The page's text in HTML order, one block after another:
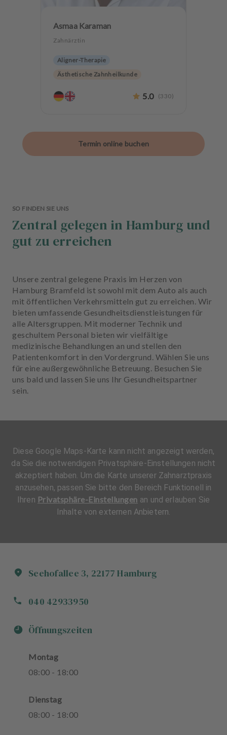
Asmaa Karaman
Zahnärztin
Aligner-Therapie
Ästhetische Zahnheilkunde
5.0 (330)
Termin online buchen
SO FINDEN SIE UNS
Zentral gelegen in Hamburg und
gut zu erreichen
Unsere zentral gelegene Praxis im Herzen von
Hamburg Bramfeld ist sowohl mit dem Auto als auch
mit öffentlichen Verkehrsmitteln gut zu erreichen. Wir
bieten umfassende Gesundheitsdienstleistungen für
alle Altersgruppen. Mit moderner Technik und
geschultem Personal bieten wir vielfältige
medizinische Behandlungen an und stellen den
Patientenkomfort in den Vordergrund. Wählen Sie uns
für eine außergewöhnliche Betreuung. Besuchen Sie
uns bald und lassen Sie uns Ihr Gesundheitspartner
sein.
Seehofallee 3, 22177 Hamburg
040 42933950
Öffnungszeiten
Montag
08:00 - 18:00
Dienstag
08:00 - 18:00
Diese Google Maps-Karte kann nicht angezeigt werden,
da Sie die notwendigen Privatsphäre-Einstellungen nicht
akzeptiert haben. Um die Karte unserer Zahnarztpraxis
anzusehen, passen Sie bitte den Bereich Funktionell in
Ihren Privatsphäre-Einstellungen an und erlauben Sie
Inhalte von externen Anbietern.